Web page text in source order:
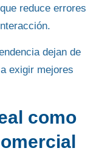
reduce errores
dejan de
exigir mejores
como